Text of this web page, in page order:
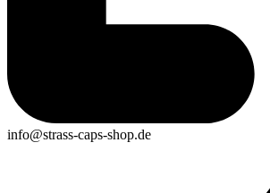
info@strass-caps-shop.de